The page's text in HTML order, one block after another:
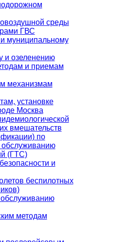
среды
ГВС
муниципальному
и озеленению
и приемам
механизмам
установке
Москва
вмешательств
по
обслуживанию
(ГТС)
и
беспилотных
обслуживанию
методам